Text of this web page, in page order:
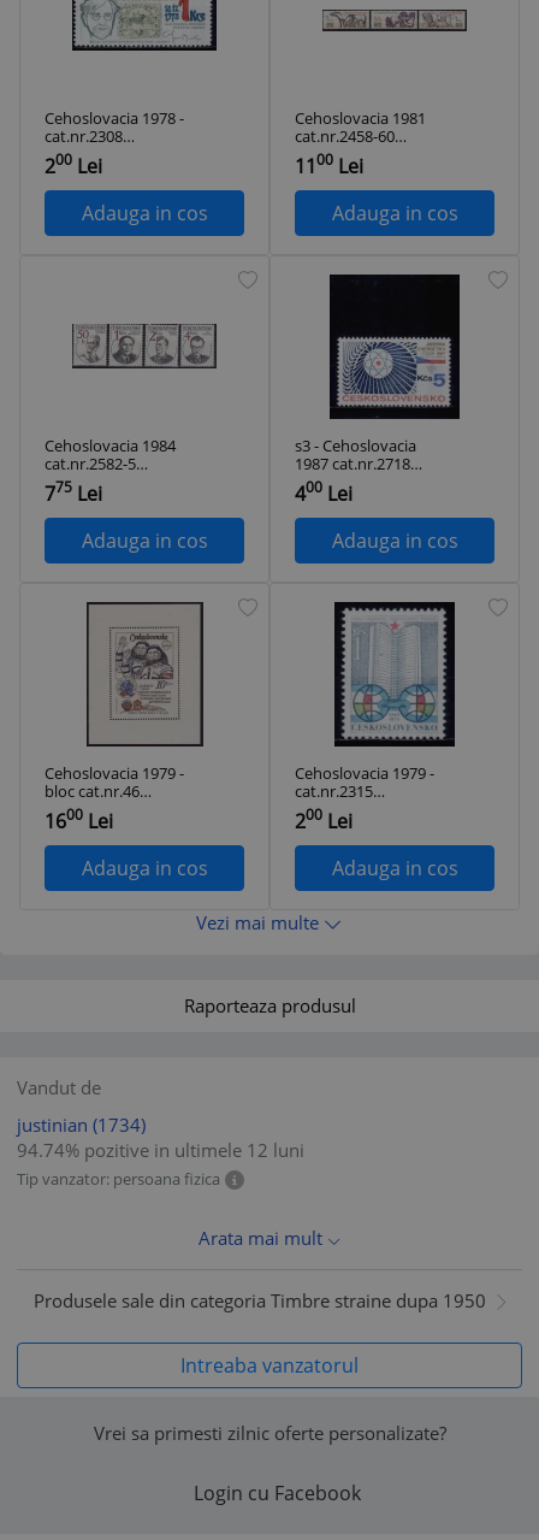
Cehoslovacia 1978 -
cat.nr.2308
neuzat,perfecta
stare
200 Lei
Adauga in cos
Cehoslovacia 1981
cat.nr.2458-60
neuzat,perfecta
stare
1100 Lei
Adauga in cos
Cehoslovacia 1984
cat.nr.2582-5
neuzat,perfecta
stare
775 Lei
Adauga in cos
s3 - Cehoslovacia
1987 cat.nr.2718
neuzat,perfecta
stare
400 Lei
Adauga in cos
Cehoslovacia 1979 -
bloc cat.nr.46
neuzat,perfecta
stare
1600 Lei
Adauga in cos
Cehoslovacia 1979 -
cat.nr.2315
neuzat,perfecta
stare
200 Lei
Adauga in cos
Vezi mai multe
Raporteaza produsul
Vandut de
justinian (1734)
94.74% pozitive in ultimele 12 luni
Tip vanzator: persoana fizica
Arata mai mult
Produsele sale din categoria Timbre straine dupa 1950
Intreaba vanzatorul
Vrei sa primesti zilnic oferte personalizate?
Login cu Facebook